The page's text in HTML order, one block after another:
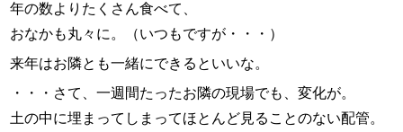
お問い合わせ
年の数よりたくさん食べて、
おなかも丸々に。（いつもですが・・・）
来年はお隣とも一緒にできるといいな。
・・・さて、一週間たったお隣の現場でも、変化が。
土の中に埋まってしまってほとんど見ることのない配管。